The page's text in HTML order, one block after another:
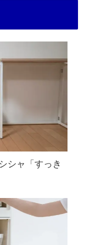
シャ「すっき